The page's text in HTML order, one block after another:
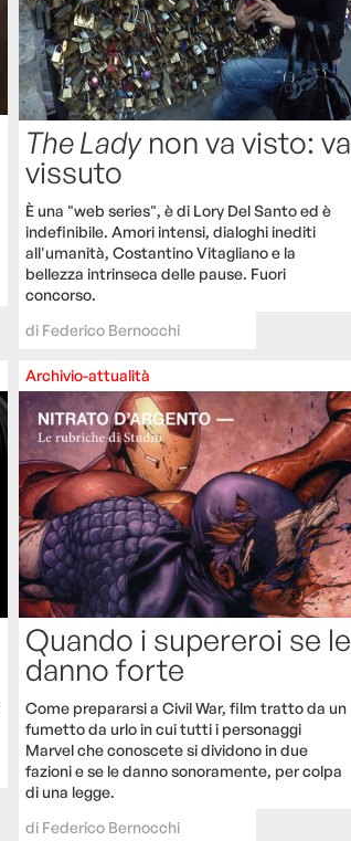
The Ladynon va visto: va
vissuto
È una "web series", è di Lory Del Santo ed è
indefinibile. Amori intensi, dialoghi inediti
all'umanità, Costantino Vitagliano e la
bellezza intrinseca delle pause. Fuori
concorso.
di Federico Bernocchi
Archivio-attualità
Quando i supereroi se le
danno forte
Come prepararsi a Civil War, film tratto da un
fumetto da urlo in cui tutti i personaggi
Marvel che conoscete si dividono in due
fazioni e se le danno sonoramente, per colpa
di una legge.
di Federico Bernocchi